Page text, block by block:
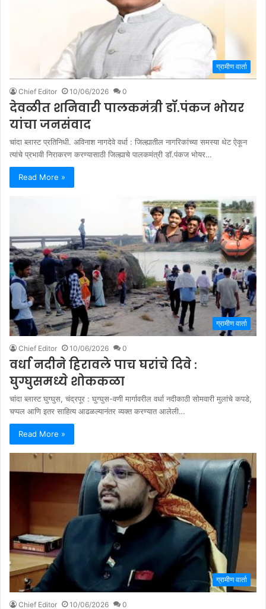
ग्रामीण वार्ता
Chief Editor 10/06/2026 0
देवळीत शनिवारी पालकमंत्री डॉ.पंकज भोयर
यांचा जनसंवाद
चांदा ब्लास्ट प्रतिनिधी. अविनाश नागदेवे वर्धा : जिल्ह्यातील नागरिकांच्या समस्या थेट ऐकून
त्यांचे प्रभावी निराकरण करण्यासाठी जिल्ह्याचे पालकमंत्री डॉ.पंकज भोयर…
Read More »
ग्रामीण वार्ता
Chief Editor 10/06/2026 0
वर्धा नदीने हिरावले पाच घरांचे दिवे :
घुग्घुसमध्ये शोककळा
चांदा ब्लास्ट घुग्घुस, चंद्रपूर : घुग्घुस-वणी मार्गावरील वर्धा नदीकाठी सोमवारी मुलांचे कपडे,
चप्पल आणि इतर साहित्य आढळल्यानंतर व्यक्त करण्यात आलेली…
Read More »
ग्रामीण वार्ता
Chief Editor 10/06/2026 0